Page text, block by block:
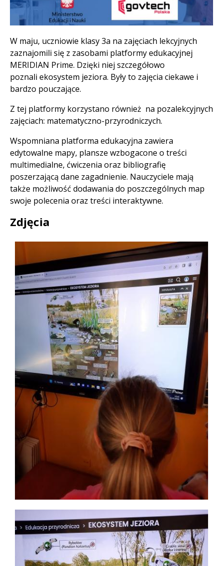
Treść
W maju, uczniowie klasy 3a na zajęciach lekcyjnych
zaznajomili się z zasobami platformy edukacyjnej
MERIDIAN Prime. Dzięki niej szczegółowo
poznali ekosystem jeziora. Były to zajęcia ciekawe i
bardzo pouczające.
Z tej platformy korzystano również na pozalekcyjnych
zajęciach: matematyczno-przyrodniczych.
Wspomniana platforma edukacyjna zawiera
edytowalne mapy, plansze wzbogacone o treści
multimedialne, ćwiczenia oraz bibliografię
poszerzającą dane zagadnienie. Nauczyciele mają
także możliwość dodawania do poszczególnych map
swoje polecenia oraz treści interaktywne.
Zdjęcia